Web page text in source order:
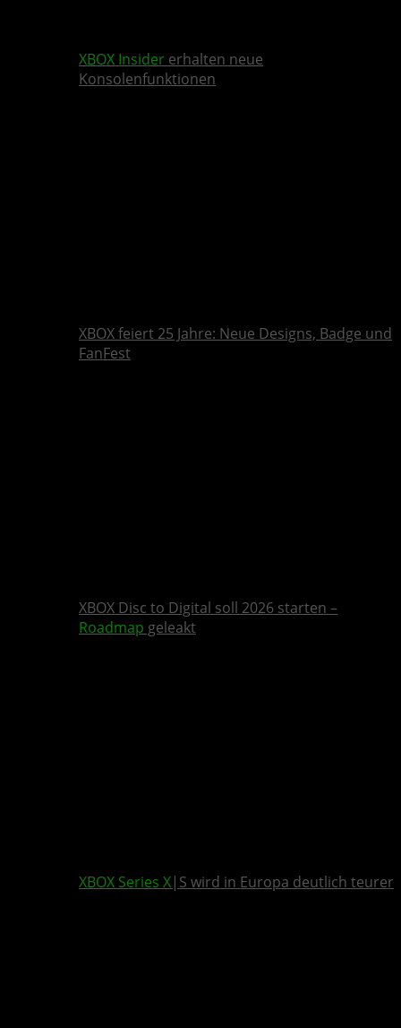
XBOX Insider erhalten neue
Konsolenfunktionen
XBOX feiert 25 Jahre: Neue Designs, Badge und
FanFest
XBOX Disc to Digital soll 2026 starten –
Roadmap geleakt
XBOX Series X|S wird in Europa deutlich teurer